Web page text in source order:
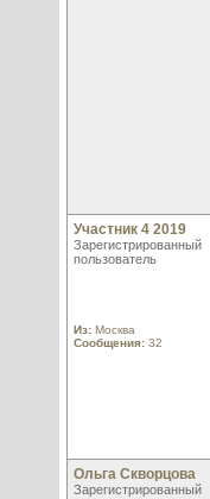
Участник 4 2019
Зарегистрированный
пользователь
Из: Москва
Сообщения: 32
Ольга Скворцова
Зарегистрированный